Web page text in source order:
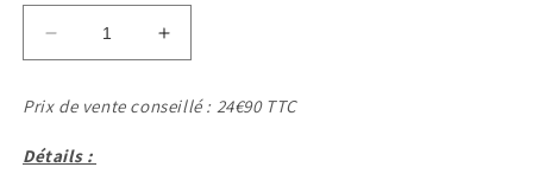
Réduire
la
de
perles
Augmenter
la
quantité
de
Prix de vente conseillé : 24€90 TTC
Détails :